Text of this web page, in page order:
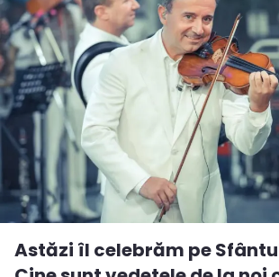
Astăzi îl celebrăm pe